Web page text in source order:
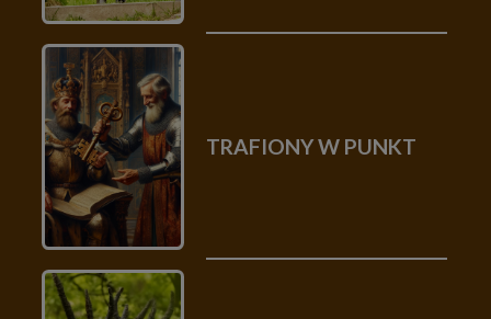
TRAFIONY W PUNKT